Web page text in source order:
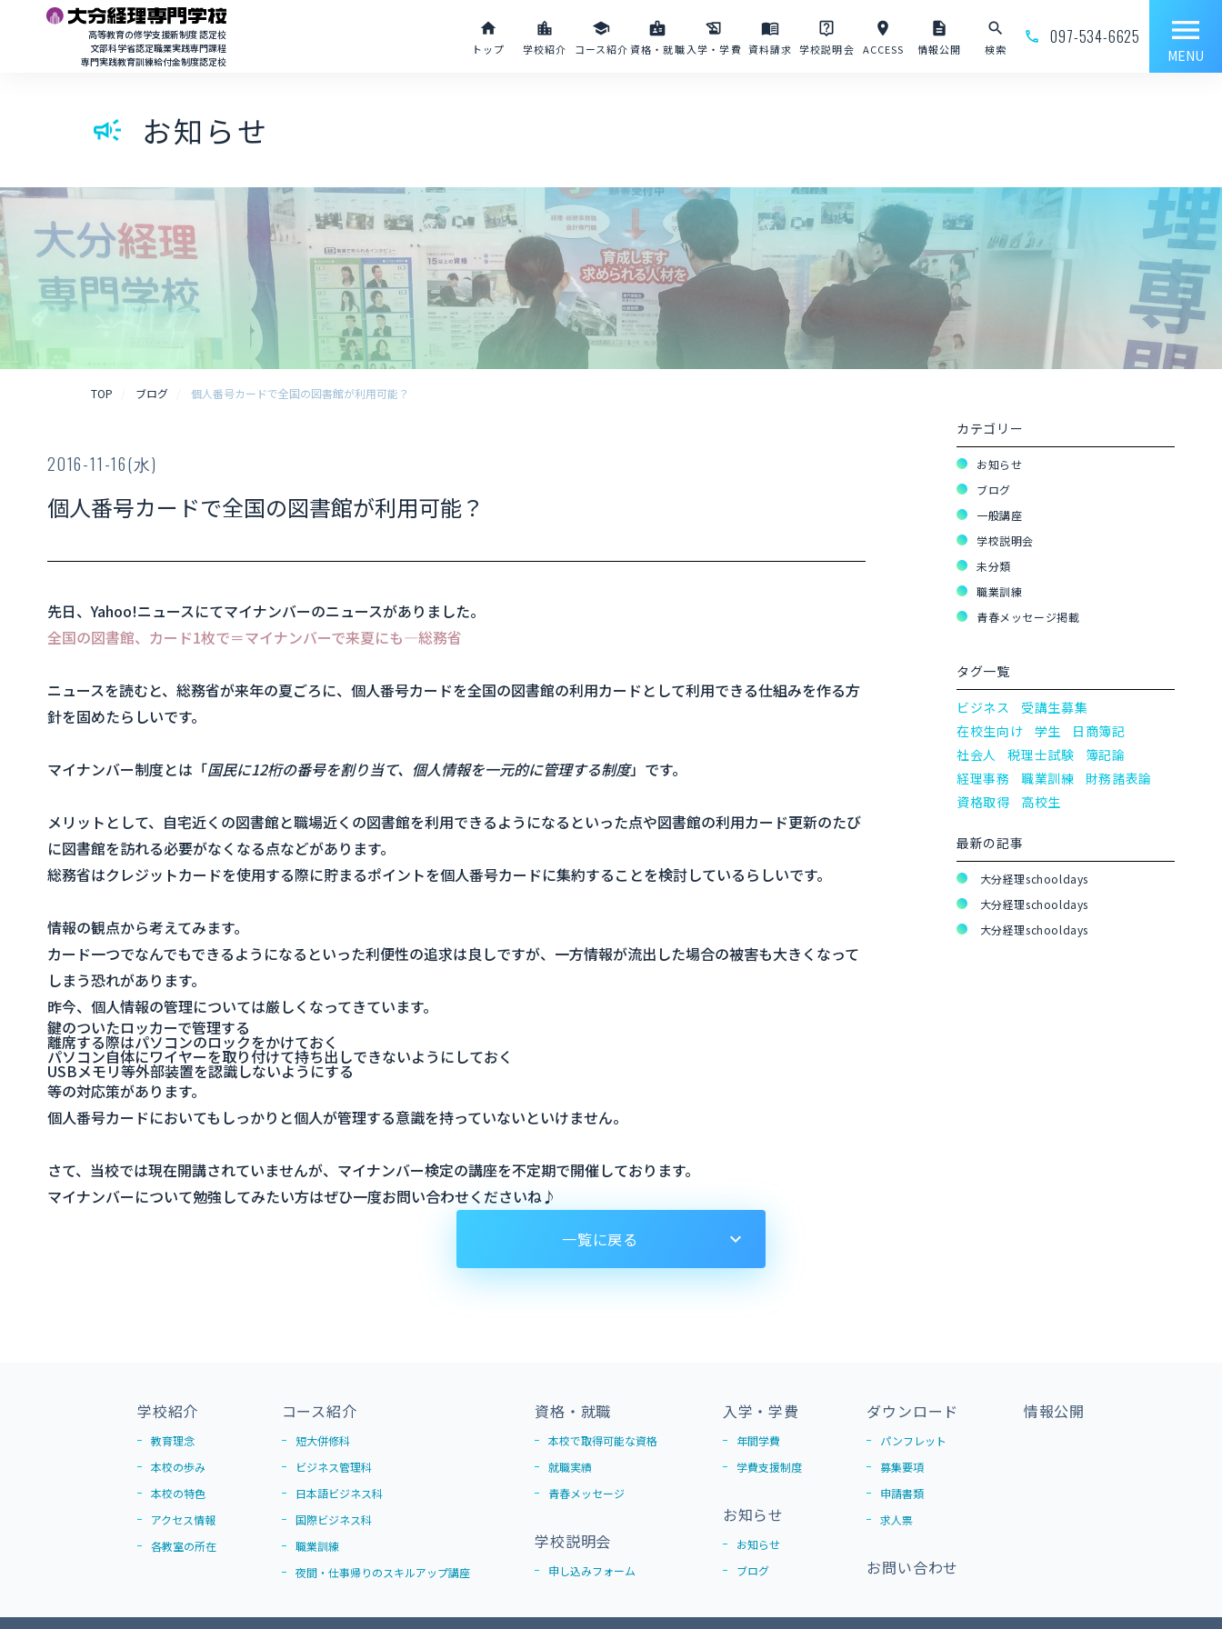
高等教育の修学支援新制度 認定校
文部科学省認定職業実践専門課程
専門実践教育訓練給付金制度認定校
home
トップ
location_city
学校紹介
school
コース紹介
badge
資格・就職
history_edu
入学・学費
menu_book
資料請求
live_help
学校説明会
place
ACCESS
description
情報公開
search
検索
phone_outline
097-534-6625 menu
MENU
campaign お知らせ
TOP ブログ 個人番号カードで全国の図書館が利用可能？
2016-11-16(水)
個人番号カードで全国の図書館が利用可能？
先日、Yahoo!ニュースにてマイナンバーのニュースがありました。
全国の図書館、カード1枚で＝マイナンバーで来夏にも―総務省
ニュースを読むと、総務省が来年の夏ごろに、個人番号カードを全国の図書館の利用カードとして利用できる仕組みを作る方
針を固めたらしいです。
マイナンバー制度とは「国民に12桁の番号を割り当て、個人情報を一元的に管理する制度」です。
メリットとして、自宅近くの図書館と職場近くの図書館を利用できるようになるといった点や図書館の利用カード更新のたび
に図書館を訪れる必要がなくなる点などがあります。
総務省はクレジットカードを使用する際に貯まるポイントを個人番号カードに集約することを検討しているらしいです。
情報の観点から考えてみます。
カード一つでなんでもできるようになるといった利便性の追求は良しですが、一方情報が流出した場合の被害も大きくなって
しまう恐れがあります。
昨今、個人情報の管理については厳しくなってきています。
鍵のついたロッカーで管理する
離席する際はパソコンのロックをかけておく
パソコン自体にワイヤーを取り付けて持ち出しできないようにしておく
USBメモリ等外部装置を認識しないようにする
等の対応策があります。
個人番号カードにおいてもしっかりと個人が管理する意識を持っていないといけません。
さて、当校では現在開講されていませんが、マイナンバー検定の講座を不定期で開催しております。
マイナンバーについて勉強してみたい方はぜひ一度お問い合わせくださいね♪
カテゴリー
お知らせ
ブログ
一般講座
学校説明会
未分類
職業訓練
青春メッセージ掲載
タグ一覧
ビジネス
受講生募集
在校生向け
学生
日商簿記
社会人
税理士試験
簿記論
経理事務
職業訓練
財務諸表論
資格取得
高校生
最新の記事
大分経理schooldays
大分経理schooldays
大分経理schooldays
一覧に戻る
学校紹介
教育理念
本校の歩み
本校の特色
アクセス情報
各教室の所在
コース紹介
短大併修科
ビジネス管理科
日本語ビジネス科
国際ビジネス科
職業訓練
夜間・仕事帰りのスキルアップ講座
資格・就職
本校で取得可能な資格
就職実績
青春メッセージ
学校説明会
申し込みフォーム
入学・学費
年間学費
学費支援制度
お知らせ
お知らせ
ブログ
ダウンロード
パンフレット
募集要項
申請書類
求人票
お問い合わせ
情報公開